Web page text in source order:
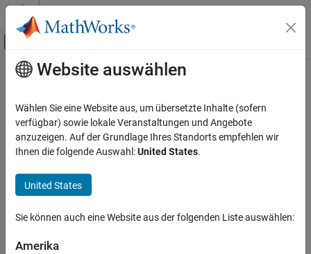
Weiter zum Inhalt
Umschaltung für Off-Canvas-
Startseite der Dokumentation
Hauptinhalt
How useful was this information?
Website auswählen
Wählen Sie eine Website aus, um übersetzte Inhalte (sofern
verfügbar) sowie lokale Veranstaltungen und Angebote
anzuzeigen. Auf der Grundlage Ihres Standorts empfehlen wir
Ihnen die folgende Auswahl:United States.
United States
Sie können auch eine Website aus der folgenden Liste auswählen:
Amerika